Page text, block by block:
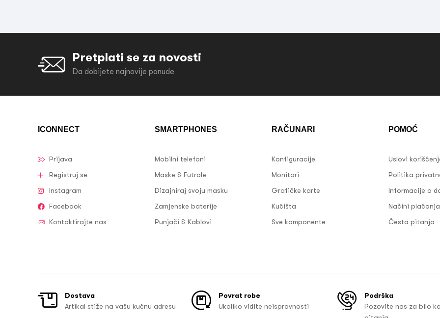
Pretplati se za novosti
Da dobijete najnovije ponude
ICONNECT
Prijava
Registruj se
Instagram
Facebook
Kontaktirajte nas
SMARTPHONES
Mobilni telefoni
Maske & Futrole
Dizajniraj svoju masku
Zamjenske baterije
Punjači & Kablovi
RAČUNARI
Konfiguracije
Monitori
Grafičke karte
Kućišta
Sve komponente
POMOĆ
Uslovi
Politika
Informacije o
Načini plaćanja
Česta pitanja
Dostava
Artikal stiže na vašu kućnu adresu
Povrat robe
Ukoliko vidite neispravnosti
Podrška
Pozovite nas za bilo